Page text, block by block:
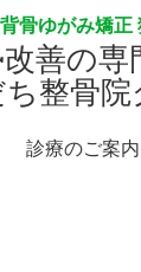
骨ゆがみ矯
善の専
整骨
診療のご案内